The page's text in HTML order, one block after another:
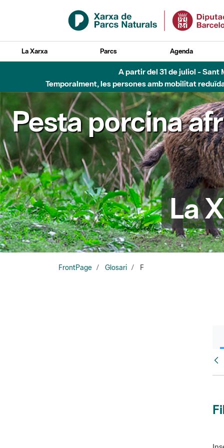
Salta al contingut principal
La Xarxa Parcs Agenda
A partir del 31 de juliol -
Temporalment, les persones amb mobilitat
Pesta porcina
La
FrontPage Glosari F